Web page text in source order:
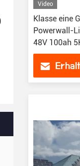
Video
Klasse eine
Powerwall-
48V 100ah